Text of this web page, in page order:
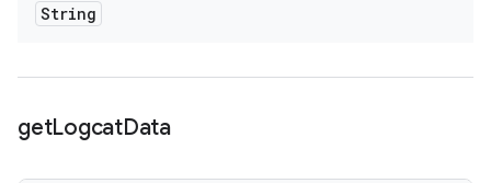
String
getLogcatData